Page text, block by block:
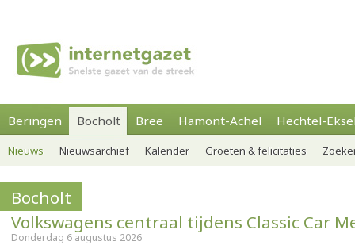
Beringen Bocholt Bree Hamont-Achel Hechtel-
Nieuws Nieuwsarchief Kalender Groeten & felicitaties
Bocholt
Volkswagens centraal tijdens Classic Car
Donderdag 6 augustus 2026